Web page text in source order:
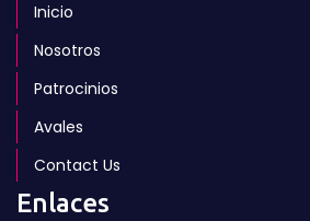
Inicio
Nosotros
Patrocinios
Avales
Contact Us
Enlaces